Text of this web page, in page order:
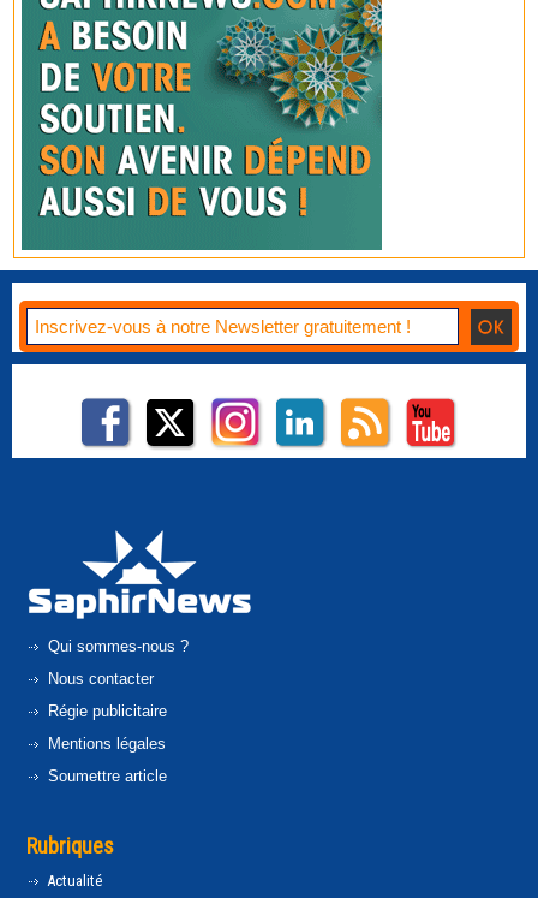
Qui sommes-nous ?
Nous contacter
Régie publicitaire
Mentions légales
Soumettre article
Rubriques
Actualité